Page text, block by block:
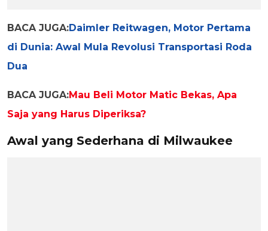
BACA JUGA:Daimler Reitwagen, Motor Pertama
di Dunia: Awal Mula Revolusi Transportasi Roda
Dua
BACA JUGA:Mau Beli Motor Matic Bekas, Apa
Saja yang Harus Diperiksa?
Awal yang Sederhana di Milwaukee